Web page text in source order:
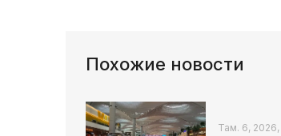
Похожие новости
Там. 6, 2026,